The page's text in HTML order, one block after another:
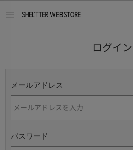
ログイン
メールアドレス
パスワード